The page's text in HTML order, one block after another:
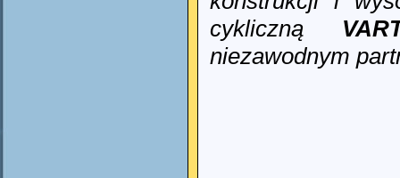
cykliczną
niezawodnym